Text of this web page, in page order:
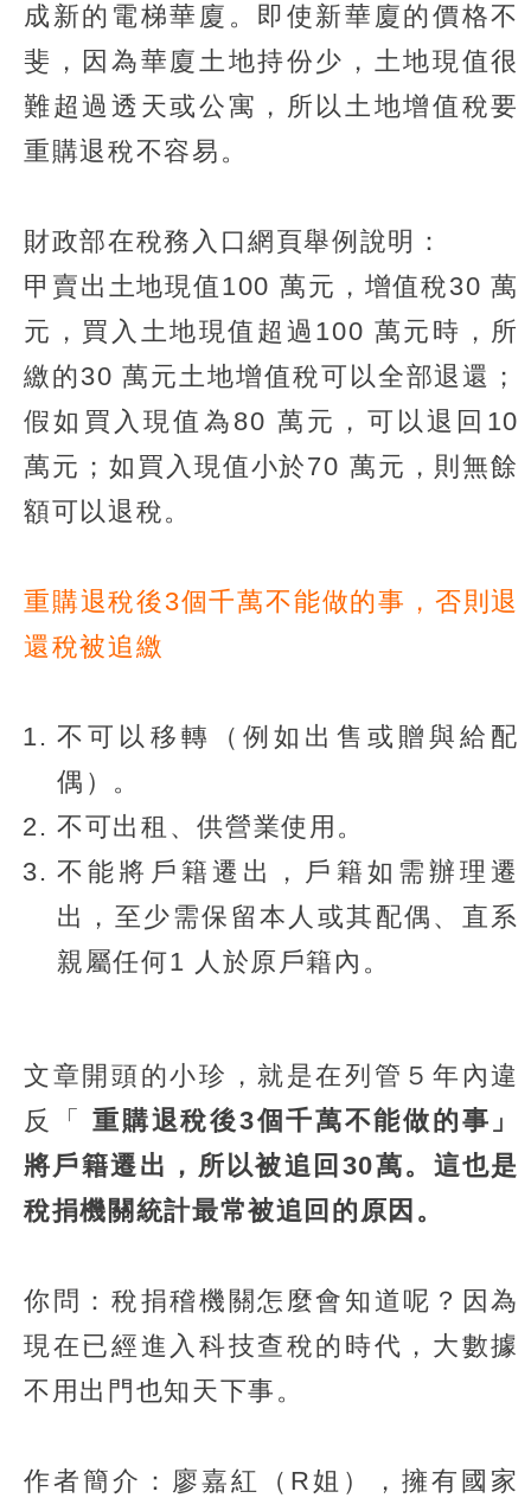
成新的電梯華廈。即使新華廈的價格不
斐，因為華廈土地持份少，土地現值很
難超過透天或公寓，所以土地增值稅要
重購退稅不容易。
財政部在稅務入口網頁舉例說明：
甲賣出土地現值100 萬元，增值稅30 萬
元，買入土地現值超過100 萬元時，所
繳的30 萬元土地增值稅可以全部退還；
假如買入現值為80 萬元，可以退回10
萬元；如買入現值小於70 萬元，則無餘
額可以退稅。
重購退稅後3個千萬不能做的事，否則退
還稅被追繳
不可以移轉（例如出售或贈與給配
偶）。
不可出租、供營業使用。
不能將戶籍遷出，戶籍如需辦理遷
出，至少需保留本人或其配偶、直系
親屬任何1 人於原戶籍內。
文章開頭的小珍，就是在列管５年內違
反「重購退稅後3個千萬不能做的事」
將戶籍遷出，所以被追回30萬。這也是
稅捐機關統計最常被追回的原因。
你問：稅捐稽機關怎麼會知道呢？因為
現在已經進入科技查稅的時代，大數據
不用出門也知天下事。
作者簡介：廖嘉紅（R姐），擁有國家